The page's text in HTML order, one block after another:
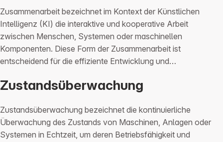
Zusammenarbeit bezeichnet im Kontext der Künstlichen
Intelligenz (KI) die interaktive und kooperative Arbeit
zwischen Menschen, Systemen oder maschinellen
Komponenten. Diese Form der Zusammenarbeit ist
entscheidend für die effiziente Entwicklung und…
Zustandsüberwachung
Zustandsüberwachung bezeichnet die kontinuierliche
Überwachung des Zustands von Maschinen, Anlagen oder
Systemen in Echtzeit, um deren Betriebsfähigkeit und